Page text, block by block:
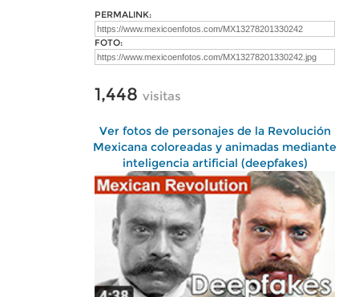
PERMALINK:
FOTO:
1,448 visitas
Ver fotos de personajes de la Revolución
Mexicana coloreadas y animadas mediante
inteligencia artificial (deepfakes)